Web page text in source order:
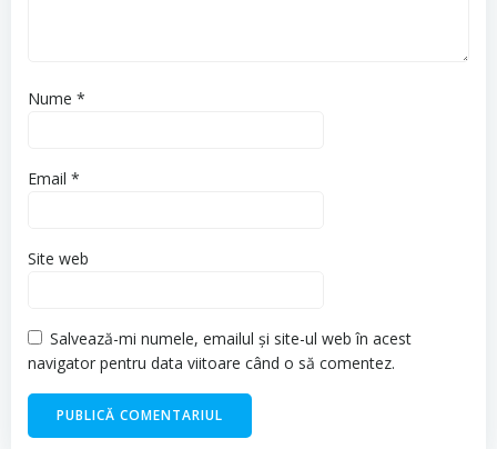
Nume *
Email *
Site web
Salvează-mi numele, emailul și site-ul web în acest
navigator pentru data viitoare când o să comentez.